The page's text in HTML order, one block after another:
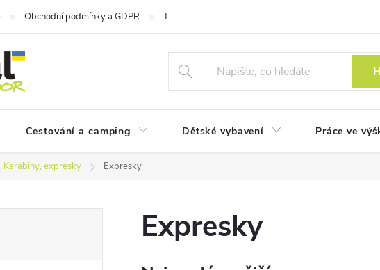
Obchodní podmínky a GDPR Technologie
Cestování a camping Dětské vybavení Práce ve
Karabiny, expresky Expresky
Expresky